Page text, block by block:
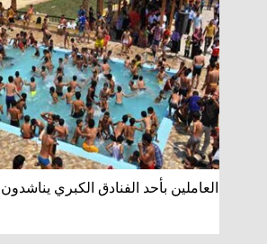
العاملين بأحد الفنادق الكبري